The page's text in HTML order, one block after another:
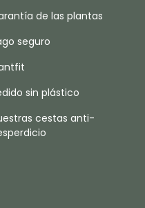
de las plantas
seguro
sin plástico
cestas anti-